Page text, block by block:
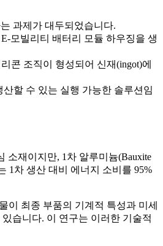
과제가 대두되었습니다.
모빌리티 배터리 모듈 하우징을 생
콘 조직이 형성되어 신재(ingot)에
할 수 있는 실행 가능한 솔루션임
소재이지만, 1차 알루미늄(Bauxite
1차 생산 대비 에너지 소비를 95%
이 최종 부품의 기계적 특성과 미세
습니다. 이 연구는 이러한 기술적